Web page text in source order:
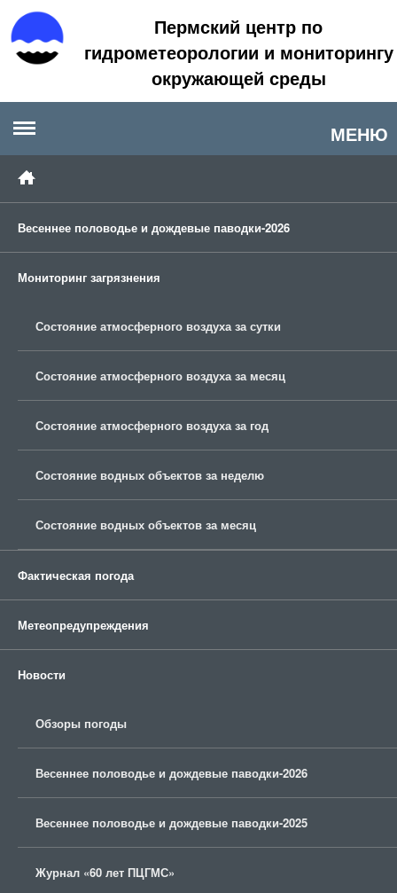
Пермский центр по
гидрометеорологии и мониторингу
окружающей среды
МЕНЮ
Весеннее половодье и дождевые паводки-2026
Мониторинг загрязнения
Состояние атмосферного воздуха за сутки
Состояние атмосферного воздуха за месяц
Состояние атмосферного воздуха за год
Состояние водных объектов за неделю
Состояние водных объектов за месяц
Фактическая погода
Метеопредупреждения
Новости
Обзоры погоды
Весеннее половодье и дождевые паводки-2026
Весеннее половодье и дождевые паводки-2025
Журнал «60 лет ПЦГМС»